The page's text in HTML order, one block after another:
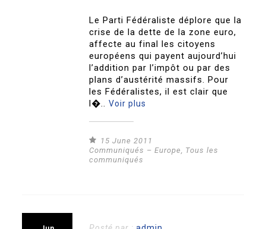
Le Parti Fédéraliste déplore que la
crise de la dette de la zone euro,
affecte au final les citoyens
européens qui payent aujourd’hui
l’addition par l’impôt ou par des
plans d’austérité massifs. Pour
les Fédéralistes, il est clair que
l�..Voir plus
15 June 2011
Communiqués – Europe, Tous les
communiqués